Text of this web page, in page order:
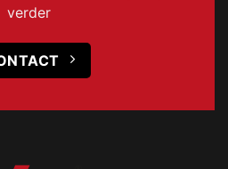
verder